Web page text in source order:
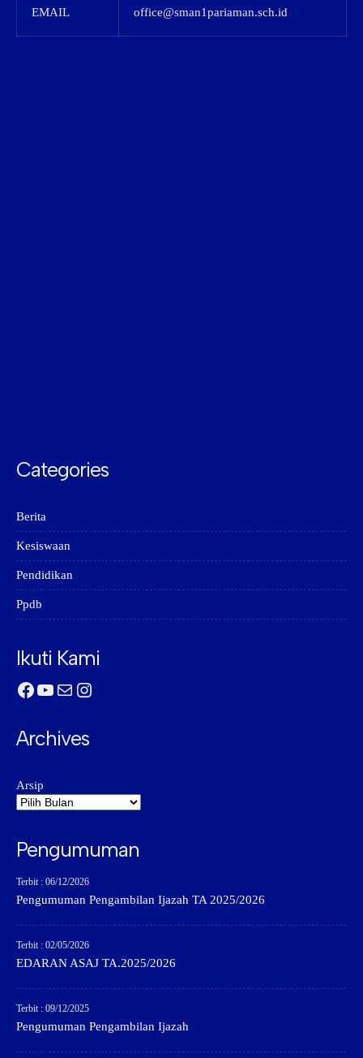
EMAIL office@sman1pariaman.sch.id
Categories
Berita
Kesiswaan
Pendidikan
Ppdb
Ikuti Kami
Facebook
YouTube
MailInstagram
Archives
Arsip
Pengumuman
Terbit : 06/12/2026
Pengumuman Pengambilan Ijazah TA 2025/2026
Terbit : 02/05/2026
EDARAN ASAJ TA.2025/2026
Terbit : 09/12/2025
Pengumuman Pengambilan Ijazah